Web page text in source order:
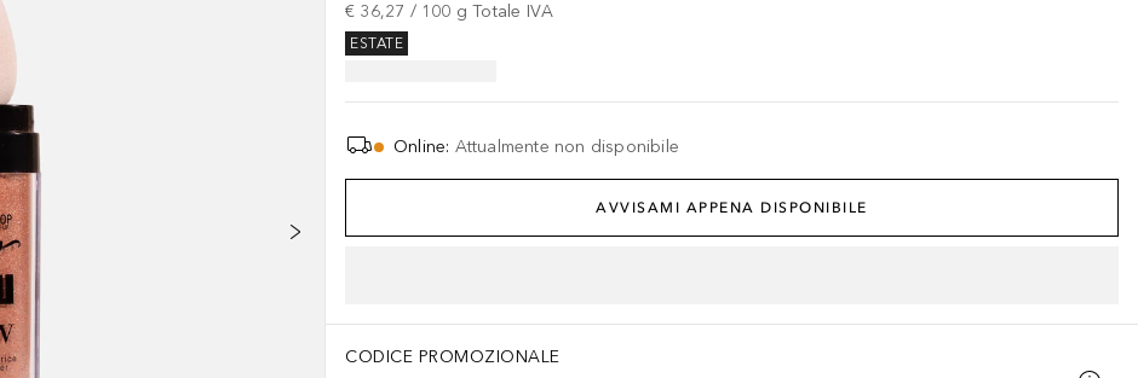
€ 36,27 / 100 g Totale IVA
ESTATE
Online: Attualmente non disponibile
AVVISAMI APPENA DISPONIBILE
CODICE PROMOZIONALE